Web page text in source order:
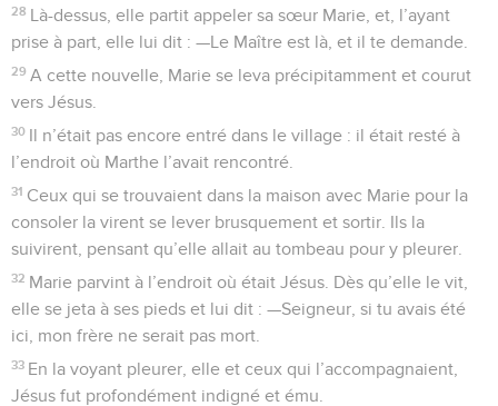
28 Là-dessus, elle partit appeler sa sœur Marie, et, l’ayant
prise à part, elle lui dit : —Le Maître est là, et il te demande.
29 A cette nouvelle, Marie se leva précipitamment et courut
vers Jésus.
30 Il n’était pas encore entré dans le village : il était resté à
l’endroit où Marthe l’avait rencontré.
31 Ceux qui se trouvaient dans la maison avec Marie pour la
consoler la virent se lever brusquement et sortir. Ils la
suivirent, pensant qu’elle allait au tombeau pour y pleurer.
32 Marie parvint à l’endroit où était Jésus. Dès qu’elle le vit,
elle se jeta à ses pieds et lui dit : —Seigneur, si tu avais été
ici, mon frère ne serait pas mort.
33 En la voyant pleurer, elle et ceux qui l’accompagnaient,
Jésus fut profondément indigné et ému.